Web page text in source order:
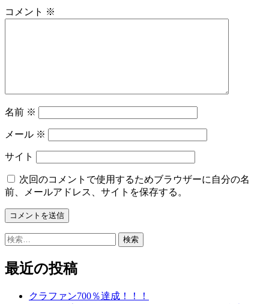
コメント ※
名前 ※
メール ※
サイト
次回のコメントで使用するためブラウザーに自分の名
前、メールアドレス、サイトを保存する。
検
最近の投稿
クラファン700％達成！！！